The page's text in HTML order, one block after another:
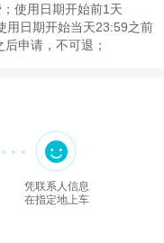
使用日期开始前1天
用日期开始当天23:59之前
申请，不可退；
凭联系人信息
在指定地上车